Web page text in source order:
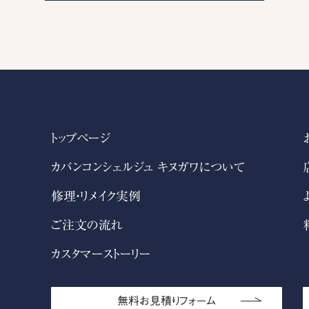
トップページ
カバンコンシェルジュ キヌガワについて
修理・リメイク実例
ご注文の流れ
カスタマーストーリー
無料お見積りフォーム